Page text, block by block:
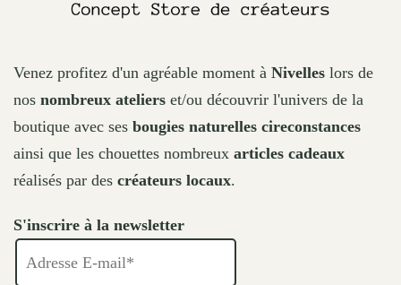
Venez profitez d'un agréable moment à Nivelles lors de
nos nombreux ateliers et/ou découvrir l'univers de la
boutique avec ses bougies naturelles cireconstances
ainsi que les chouettes nombreux articles cadeaux
réalisés par des créateurs locaux.
S'inscrire à la newsletter